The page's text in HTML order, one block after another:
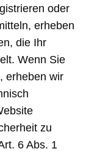
oder
erheben
die Ihr
Wenn Sie
erheben wir
zu
6 Abs. 1